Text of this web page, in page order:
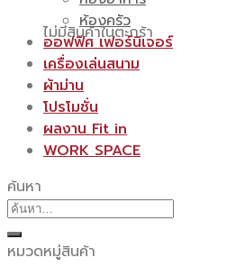
ไม่มีสินค้าในตะกร้า
ห้องครัว
ออฟฟิศ เฟอร์นิเจอร์
เครื่องเล่นสนาม
ผ้าม่าน
โปรโมชั่น
ผลงาน Fit in
WORK SPACE
ค้นหา
ค้นหา:
หมวดหมู่สินค้า